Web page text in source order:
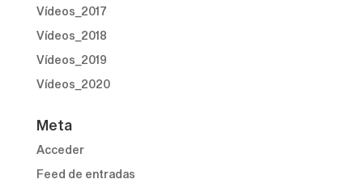
Vídeos_2017
Vídeos_2018
Vídeos_2019
Vídeos_2020
Meta
Acceder
Feed de entradas